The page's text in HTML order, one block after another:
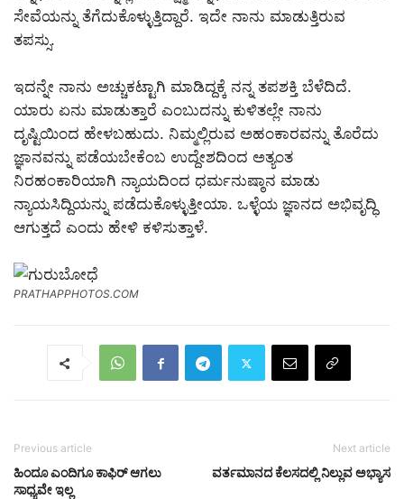
ಸೇವೆಯನ್ನು ತೆಗೆದುಕೊಳ್ಳುತ್ತಿದ್ದಾರೆ. ಇದೇ ನಾನು ಮಾಡುತ್ತಿರುವ
ತಪಸ್ಸು.
ಇದನ್ನೇ ನಾನು ಅಚ್ಚುಕಟ್ಟಾಗಿ ಮಾಡಿದ್ದಕ್ಕೆ ನನ್ನ ತಪಶಕ್ತಿ ಬೆಳೆದಿದೆ.
ಯಾರು ಏನು ಮಾಡುತ್ತಾರೆ ಎಂಬುದನ್ನು ಕುಳಿತಲ್ಲೇ ನಾನು
ದೃಷ್ಟಿಯಿಂದ ಹೇಳಬಹುದು. ನಿಮ್ಮಲ್ಲಿರುವ ಅಹಂಕಾರವನ್ನು ತೊರೆದು
ಜ್ಞಾನವನ್ನು ಪಡೆಯಬೇಕೆಂಬ ಉದ್ದೇಶದಿಂದ ಅತ್ಯಂತ
ನಿರಹಂಕಾರಿಯಾಗಿ ನ್ಯಾಯದಿಂದ ಧರ್ಮನುಷ್ಠಾನ ಮಾಡು
ನ್ಯಾಯಸಿದ್ದಿಯನ್ನು ಪಡೆದುಕೊಳ್ಳುತ್ತೀಯಾ. ಒಳ್ಳೆಯ ಜ್ಞಾನದ ಅಭಿವೃದ್ಧಿ
ಆಗುತ್ತದೆ ಎಂದು ಹೇಳಿ ಕಳಿಸುತ್ತಾಳೆ.
PRATHAPPHOTOS.COM
Previous article
ಹಿಂದೂ ಎಂದಿಗೂ ಕಾಫಿರ್ ಆಗಲು
ಸಾಧ್ಯವೇ ಇಲ್ಲ
Next article
ವರ್ತಮಾನದ ಕೆಲಸದಲ್ಲಿ ನಿಲ್ಲುವ ಅಭ್ಯಾಸ